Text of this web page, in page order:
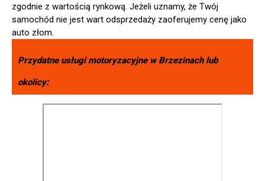
zgodnie z wartością rynkową. Jeżeli uznamy, że Twój
samochód nie jest wart odsprzedaży zaoferujemy cenę jako
auto złom.
Przydatne usługi motoryzacyjne wBrzezinachlub
okolicy: